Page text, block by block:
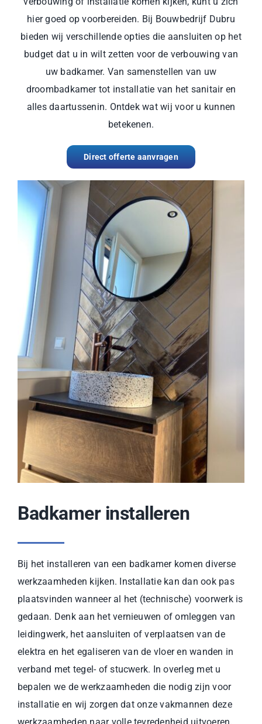
hier goed op voorbereiden. Bij Bouwbedrijf Dubru
bieden wij verschillende opties die aansluiten op het
budget dat u in wilt zetten voor de verbouwing van
uw badkamer. Van samenstellen van uw
droombadkamer tot installatie van het sanitair en
alles daartussenin. Ontdek wat wij voor u kunnen
betekenen.
Direct offerte aanvragen
Badkamer installeren
Bij het installeren van een badkamer komen diverse
werkzaamheden kijken. Installatie kan dan ook pas
plaatsvinden wanneer al het (technische) voorwerk is
gedaan. Denk aan het vernieuwen of omleggen van
leidingwerk, het aansluiten of verplaatsen van de
elektra en het egaliseren van de vloer en wanden in
verband met tegel- of stucwerk. In overleg met u
bepalen we de werkzaamheden die nodig zijn voor
installatie en wij zorgen dat onze vakmannen deze